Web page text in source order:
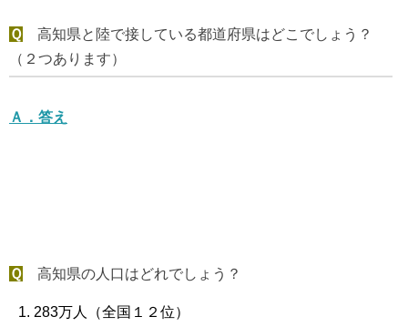
Ｑ
高知県と陸で接している都道府県はどこでしょう？
（２つあります）
Ａ． 答え
Ｑ 高知県の人口はどれでしょう？
283万人（全国１２位）